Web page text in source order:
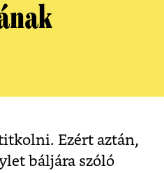
Ezért aztán,
báljára szóló